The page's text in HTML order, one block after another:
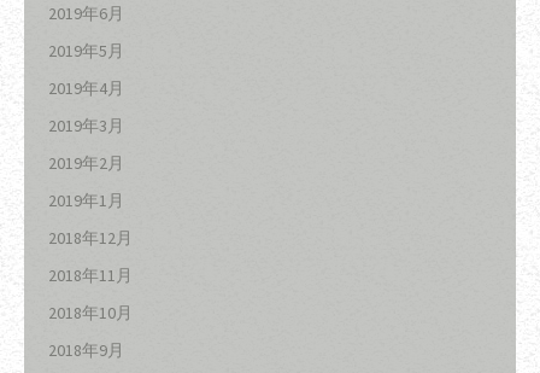
2019年6月
2019年5月
2019年4月
2019年3月
2019年2月
2019年1月
2018年12月
2018年11月
2018年10月
2018年9月